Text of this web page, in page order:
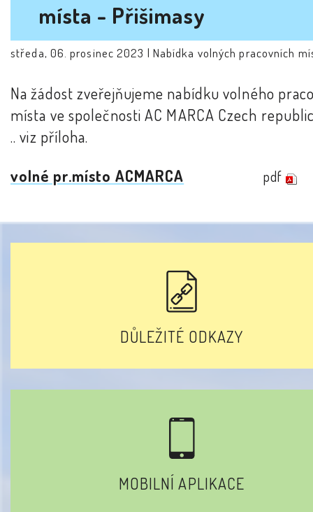
místa - Přišimasy
středa, 06. prosinec 2023 | Nabídka volných pracovních
Na žádost zveřejňujeme nabídku volného
místa ve společnosti AC MARCA Czech
.. viz příloha.
volné pr.místo ACMARCA
pdf
DŮLEŽITÉ ODKAZY
MOBILNÍ APLIKACE